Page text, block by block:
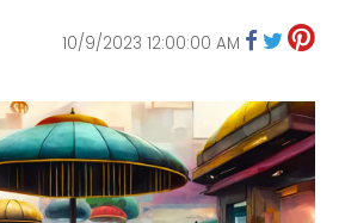
10/9/2023 12:00:00 AM